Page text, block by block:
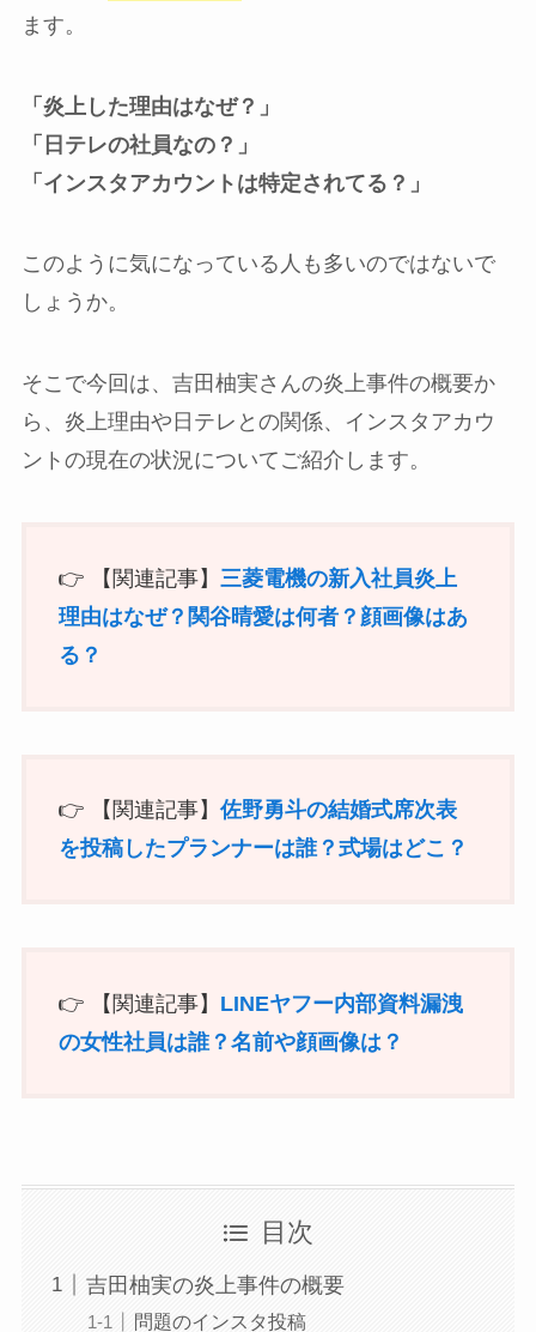
ます。
「炎上した理由はなぜ？」
「日テレの社員なの？」
「インスタアカウントは特定されてる？」
このように気になっている人も多いのではないで
しょうか。
そこで今回は、吉田柚実さんの炎上事件の概要か
ら、炎上理由や日テレとの関係、インスタアカウ
ントの現在の状況についてご紹介します。
👉 【関連記事】 三菱電機の新入社員炎上
理由はなぜ？関谷晴愛は何者？顔画像はあ
る？
👉 【関連記事】 佐野勇斗の結婚式席次表
を投稿したプランナーは誰？式場はどこ？
👉 【関連記事】 LINEヤフー内部資料漏洩
の女性社員は誰？名前や顔画像は？
目次
吉田柚実の炎上事件の概要
問題のインスタ投稿